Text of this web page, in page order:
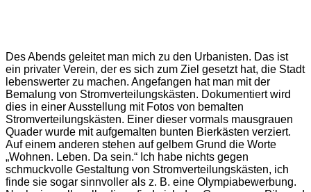
Des Abends geleitet man mich zu den Urbanisten. Das ist
ein privater Verein, der es sich zum Ziel gesetzt hat, die Stadt
lebenswerter zu machen. Angefangen hat man mit der
Bemalung von Stromverteilungskästen. Dokumentiert wird
dies in einer Ausstellung mit Fotos von bemalten
Stromverteilungskästen. Einer dieser vormals mausgrauen
Quader wurde mit aufgemalten bunten Bierkästen verziert.
Auf einem anderen stehen auf gelbem Grund die Worte
„Wohnen. Leben. Da sein.“ Ich habe nichts gegen
schmuckvolle Gestaltung von Stromverteilungskästen, ich
finde sie sogar sinnvoller als z. B. eine Olympiabewerbung.